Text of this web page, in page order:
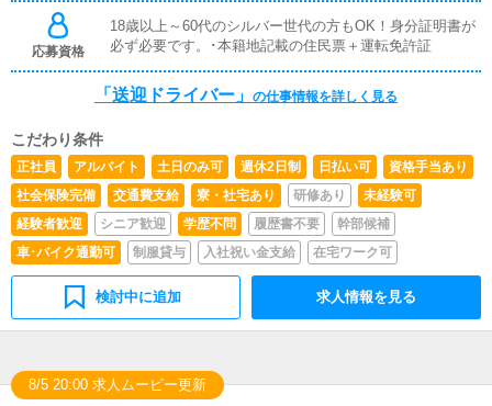
応募資格
18歳以上～60代のシルバー世代の方もOK！身分証明書が
必ず必要です。･本籍地記載の住民票＋運転免許証
「送迎ドライバー」 の仕事情報を詳しく見る
こだわり条件
正社員 アルバイト 土日のみ可 週休2日制 日払い可
資格手当あり
社会保険完備
交通費支給 寮・社宅あり 研修あり
未経験可
経験者歓迎
シニア歓迎 学歴不問 履歴書不要
幹部候補
車･バイク通勤可
制服貸与 入社祝い金支給 在宅ワーク可
検討中に追加 求人情報を見る
8/5 20:00 求人ムービー更新